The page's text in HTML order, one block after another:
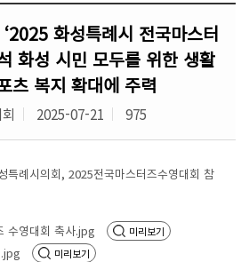
화성특례시 전국마스터
화성 시민 모두를 위한 생활
츠 복지 확대에 주력
2025-07-21 975
특례시의회, 2025전국마스터즈수영대회 참
수영대회 축사.jpg 미리보기
미리보기